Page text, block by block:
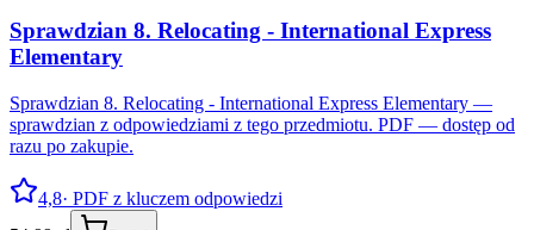
Sprawdzian 8. Relocating - International Express
Elementary
Sprawdzian 8. Relocating - International Express Elementary —
sprawdzian z odpowiedziami z tego przedmiotu. PDF — dostęp od
razu po zakupie.
4,8· PDF z kluczem odpowiedzi